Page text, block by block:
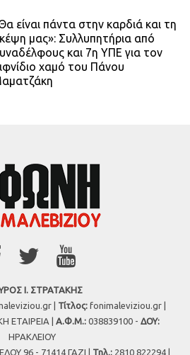
είναι πάντα στην καρδιά και τη
μας»: Συλλυπητήρια από
και 7η ΥΠΕ για τον
χαμό του Πάνου
Ι. ΣΤΡΑΤΑΚΗΣ
| Τίτλος:fonimaleviziou.gr |
ΕΤΑΙΡΕΙΑ | Α.Φ.Μ.: 038839100 - ΔΟΥ:
ΗΡΑΚΛΕΙΟΥ
96 - 71414 ΓΑΖΙ | Τηλ.: 2810 822294 |